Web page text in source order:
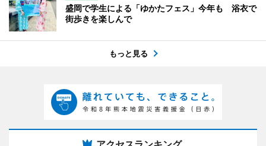
盛岡で学生による「ゆかたフェス」今年も 浴衣で
街歩きを楽しんで
もっと見る